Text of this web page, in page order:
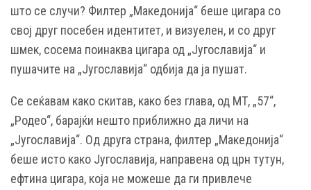
што се случи? Филтер „Македонија“ беше цигара со
свој друг посебен идентитет, и визуелен, и со друг
шмек, сосема поинаква цигара од „Југославија“ и
пушачите на „Југославија“ одбија да ја пушат.
Се сеќавам како скитав, како без глава, од МТ, „57“,
„Родео“, барајќи нешто приближно да личи на
„Југославија“. Од друга страна, филтер „Македонија“
беше исто како Југославија, направена од црн тутун,
ефтина цигара, која не можеше да ги привлече